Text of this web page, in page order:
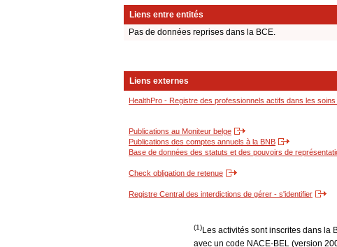
Liens entre entités
Pas de données reprises dans la BCE.
Liens externes
HealthPro - Registre des professionnels actifs dans les
Publications au Moniteur belge
Publications des comptes annuels à la BNB
Base de données des statuts et des pouvoirs de
Check obligation de retenue
Registre Central des interdictions de gérer - s'identifier
(1)Les activités sont inscrites dans la
avec un code NACE-BEL (version